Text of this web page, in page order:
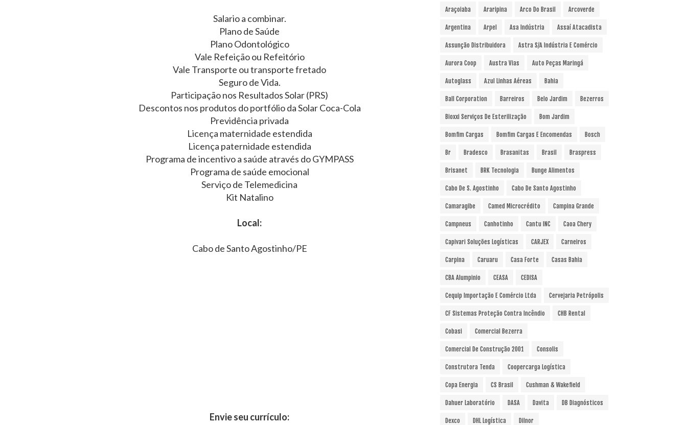
Salario a combinar.
Plano de Saúde
Plano Odontológico
Vale Refeição ou Refeitório
Vale Transporte ou transporte fretado
Seguro de Vida.
Participação nos Resultados Solar (PRS)
Descontos nos produtos do portfólio da Solar Coca-Cola
Previdência privada
Licença maternidade estendida
Licença paternidade estendida
Programa de incentivo a saúde através do GYMPASS
Programa de saúde emocional
Serviço de Telemedicina
Kit Natalino
Local:
Cabo de Santo Agostinho/PE
Envie seu currículo:
Araçoiaba Araripina Arco Do Brasil Arcoverde
Argentina Arpel Asa Indústria Assaí Atacadista
Assunção Distribuidora Astra S/A Indústria E Comércio
Aurora Coop Austra Vias Auto Peças Maringá
Autoglass Azul Linhas Aéreas Bahia
Ball Corporation Barreiros Belo Jardim Bezerros
Bioxxi Serviços De Esterilização Bom Jardim
Bomfim Cargas Bomfim Cargas E Encomendas Bosch
Br Bradesco Brasanitas Brasil Braspress
Brisanet BRK Tecnologia Bunge Alimentos
Cabo De S. Agostinho Cabo De Santo Agostinho
Camaragibe Camed Microcrédito Campina Grande
Campneus Canhotinho Cantu INC Caoa Chery
Capivari Soluções Logísticas CARJEX Carneiros
Carpina Caruaru Casa Forte Casas Bahia
CBA Alumpinio CEASA CEDISA
Cequip Importação E Comércio Ltda Cervejaria Petrópolis
CF Sistemas Proteção Contra Incêndio CHB Rental
Cobasi Comercial Bezerra
Comercial De Construção 2001 Consolis
Construtora Tenda Coopercarga Logística
Copa Energia CS Brasil Cushman & Wakefield
Dahuer Laboratório DASA Davita DB Diagnósticos
Dexco DHL Logística Dilnor